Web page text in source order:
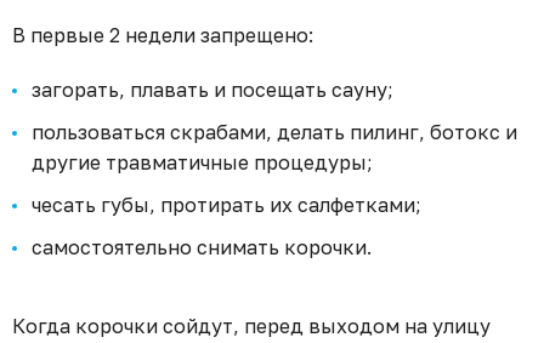
В первые 2 недели запрещено:
загорать, плавать и посещать сауну;
пользоваться скрабами, делать пилинг, ботокс и
другие травматичные процедуры;
чесать губы, протирать их салфетками;
самостоятельно снимать корочки.
Когда корочки сойдут, перед выходом на улицу